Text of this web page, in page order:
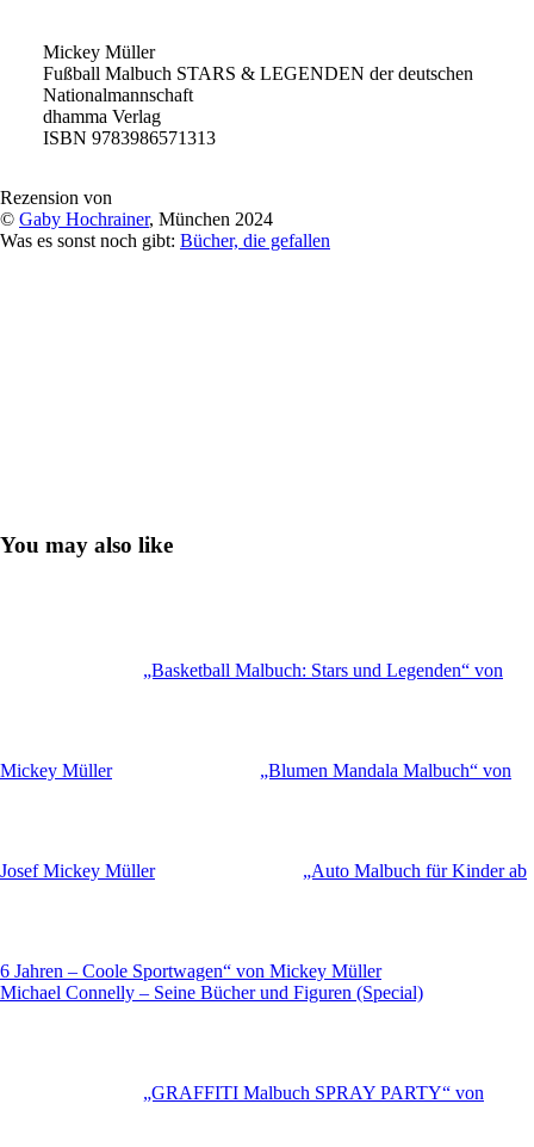
Mickey Müller
Fußball Malbuch STARS & LEGENDEN der deutschen
Nationalmannschaft
dhamma Verlag
ISBN 9783986571313
Rezension von
© Gaby Hochrainer, München 2024
Was es sonst noch gibt: Bücher, die gefallen
You may also like
„Basketball Malbuch: Stars und Legenden“ von
Mickey Müller „Blumen Mandala Malbuch“ von
Josef Mickey Müller „Auto Malbuch für Kinder ab
6 Jahren – Coole Sportwagen“ von Mickey Müller
Michael Connelly – Seine Bücher und Figuren (Special)
„GRAFFITI Malbuch SPRAY PARTY“ von